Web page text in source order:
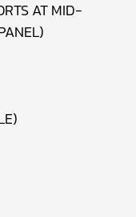
AT MID-